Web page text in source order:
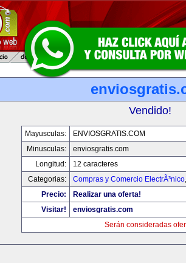
Vendido!
Mayusculas:
ENVIOSGRATIS.COM
Minusculas:
enviosgratis.com
Longitud:
12 caracteres
Categorias:
Compras y Comercio ElectrÃ³nico
Precio:
Realizar una oferta!
Visitar!
enviosgratis.com
Serán consideradas